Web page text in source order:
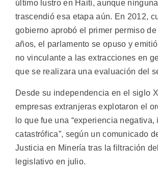
último lustro en Haití, aunque
trascendió esa etapa aún. En 2012,
gobierno aprobó el primer permiso
años, el parlamento se opuso y
no vinculante a las extracciones en
que se realizara una evaluación del
Desde su independencia en el siglo
empresas extranjeras explotaron el
lo que fue una “experiencia negativa,
catastrófica”, según un comunicado
Justicia en Minería tras la filtración
legislativo en julio.